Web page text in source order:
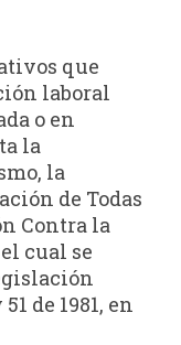
que
laboral
o en
la
la
de Todas
Contra la
cual se
de 1981, en